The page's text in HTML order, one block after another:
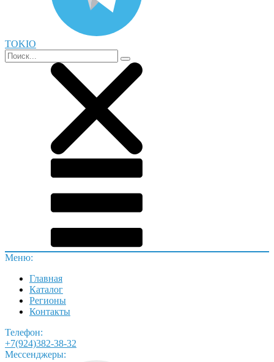
TOKIO
Меню:
Главная
Каталог
Регионы
Контакты
Телефон:
+7(924)382-38-32
Мессенджеры: